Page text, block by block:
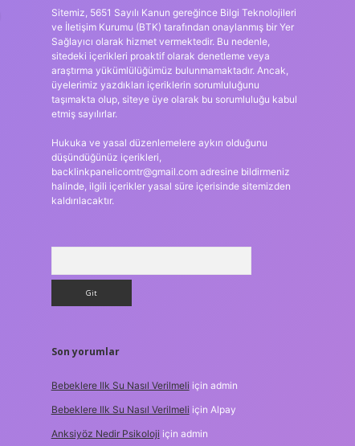
Sitemiz, 5651 Sayılı Kanun gereğince Bilgi Teknolojileri
ve İletişim Kurumu (BTK) tarafından onaylanmış bir Yer
Sağlayıcı olarak hizmet vermektedir. Bu nedenle,
sitedeki içerikleri proaktif olarak denetleme veya
araştırma yükümlülüğümüz bulunmamaktadır. Ancak,
üyelerimiz yazdıkları içeriklerin sorumluluğunu
taşımakta olup, siteye üye olarak bu sorumluluğu kabul
etmiş sayılırlar.
Hukuka ve yasal düzenlemelere aykırı olduğunu
düşündüğünüz içerikleri,
backlinkpanelicomtr@gmail.comadresine bildirmeniz
halinde, ilgili içerikler yasal süre içerisinde sitemizden
kaldırılacaktır.
Son yorumlar
Bebeklere Ilk Su Nasıl Verilmeli için admin
Bebeklere Ilk Su Nasıl Verilmeli için Alpay
Anksiyöz Nedir Psikoloji için admin